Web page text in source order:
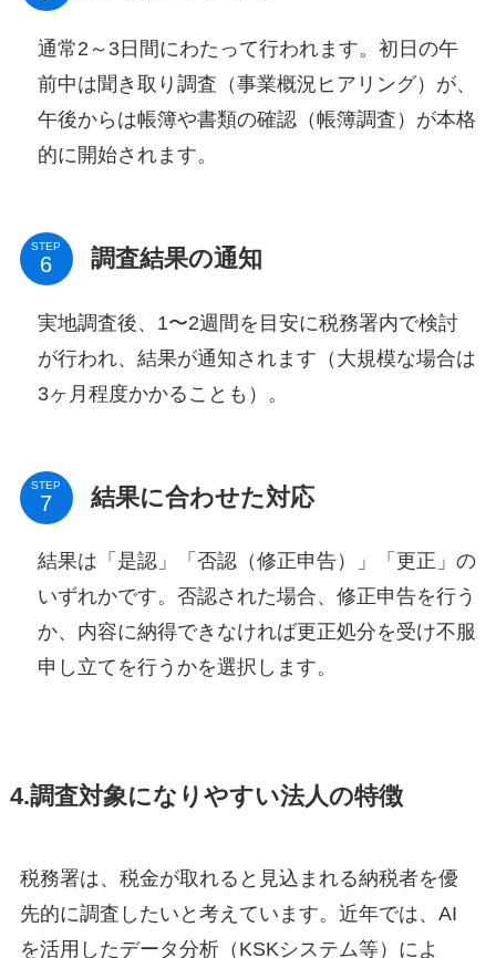
通常2～3日間にわたって行われます。初日の午
前中は聞き取り調査（事業概況ヒアリング）が、
午後からは帳簿や書類の確認（帳簿調査）が本格
的に開始されます。
STEP 調査結果の通知
実地調査後、1〜2週間を目安に税務署内で検討
が行われ、結果が通知されます（大規模な場合は
3ヶ月程度かかることも）。
STEP 結果に合わせた対応
結果は「是認」「否認（修正申告）」「更正」の
いずれかです。否認された場合、修正申告を行う
か、内容に納得できなければ更正処分を受け不服
申し立てを行うかを選択します。
4.調査対象になりやすい法人の特徴
税務署は、税金が取れると見込まれる納税者を優
先的に調査したいと考えています。近年では、AI
を活用したデータ分析（KSKシステム等）によ